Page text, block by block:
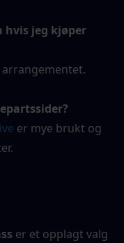
hvis jeg kjøper
arrangementet.
er mye brukt og
er et opplagt valg